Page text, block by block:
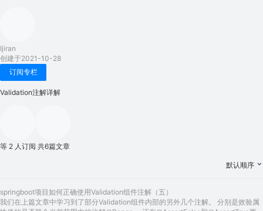
Ijiran
创建于2021-10-28
订阅专栏
Validation注解详解
等 2 人订阅 共6篇文章
默认顺序
springboot项目如何正确使用Validation组件注解（五）
我们在上篇文章中学习到了部分Validation组件内部的另外几个注解。 分别是效验属